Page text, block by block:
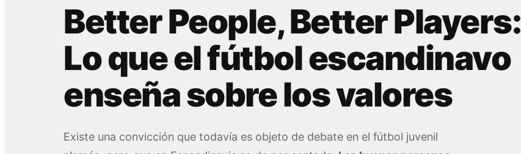
Better People, Better Players:
Lo que el fútbol escandinavo
enseña sobre los valores
Existe una convicción que todavía es objeto de debate en el fútbol juvenil